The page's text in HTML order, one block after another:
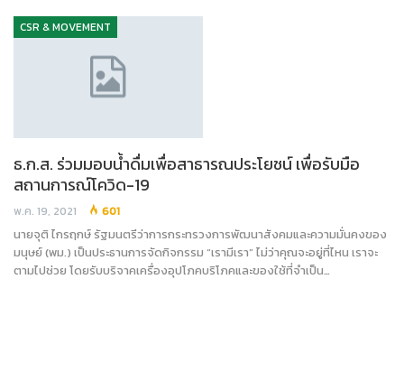
CSR & MOVEMENT
ธ.ก.ส. ร่วมมอบน้ำดื่มเพื่อสาธารณประโยชน์ เพื่อรับมือ
สถานการณ์โควิด-19
พ.ค. 19, 2021 601
นายจุติ ไกรฤกษ์ รัฐมนตรีว่าการกระทรวงการพัฒนาสังคมและความมั่นคงของ
มนุษย์ (พม.) เป็นประธานการจัดกิจกรรม “เรามีเรา” ไม่ว่าคุณจะอยู่ที่ไหน เราจะ
ตามไปช่วย โดยรับบริจาคเครื่องอุปโภคบริโภคและของใช้ที่จำเป็น…